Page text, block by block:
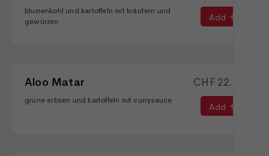
blumenkohl und kartoffeln mit kräutern und
gewürzen
Add
Aloo Matar
grüne erbsen und kartoffeln mit currysauce
CHF22.50
Add